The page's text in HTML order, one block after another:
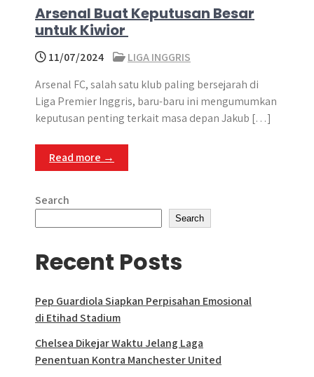
Arsenal Buat Keputusan Besar
untuk Kiwior
11/07/2024
LIGA INGGRIS
Arsenal FC, salah satu klub paling bersejarah di
Liga Premier Inggris, baru-baru ini mengumumkan
keputusan penting terkait masa depan Jakub […]
Read more →
Search
Search
Recent Posts
Pep Guardiola Siapkan Perpisahan Emosional
di Etihad Stadium
Chelsea Dikejar Waktu Jelang Laga
Penentuan Kontra Manchester United